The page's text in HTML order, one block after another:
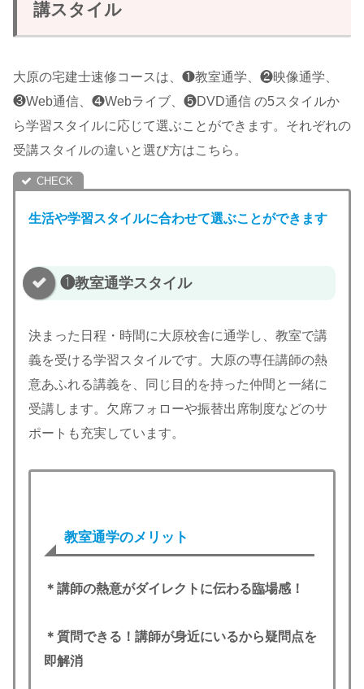
講スタイル
大原の宅建士速修コースは、❶教室通学、❷映像通学、
❸Web通信、❹Webライブ、❺DVD通信 の5スタイルか
ら学習スタイルに応じて選ぶことができます。それぞれの
受講スタイルの違いと選び方はこちら。
生活や学習スタイルに合わせて選ぶことができます
❶教室通学スタイル
決まった日程・時間に大原校舎に通学し、教室で講
義を受ける学習スタイルです。大原の専任講師の熱
意あふれる講義を、同じ目的を持った仲間と一緒に
受講します。欠席フォローや振替出席制度などのサ
ポートも充実しています。
教室通学のメリット
＊講師の熱意がダイレクトに伝わる臨場感！
＊質問できる！講師が身近にいるから疑問点を
即解消